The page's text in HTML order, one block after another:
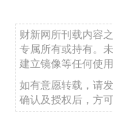
财新网所刊载内容
专属所有或持有。
建立镜像等任何使用
如有意愿转载，请
确认及授权后，方可